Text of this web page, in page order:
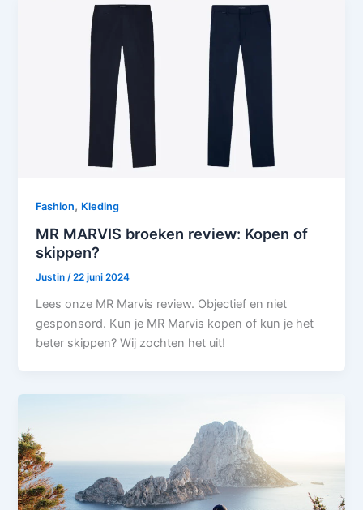
Fashion, Kleding
MR MARVIS broeken review: Kopen of
skippen?
Justin/22 juni 2024
Lees onze MR Marvis review. Objectief en niet
gesponsord. Kun je MR Marvis kopen of kun je het
beter skippen? Wij zochten het uit!